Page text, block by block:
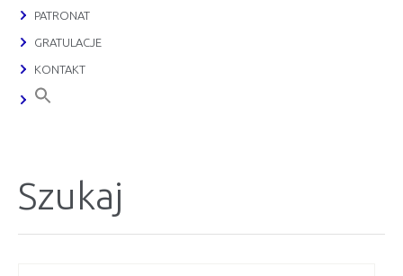
PATRONAT
GRATULACJE
KONTAKT
Szukaj